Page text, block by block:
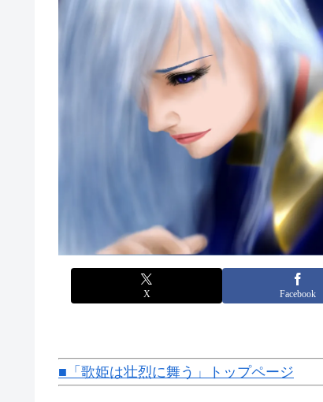
X Facebook
■「歌姫は壮烈に舞う」トップページ